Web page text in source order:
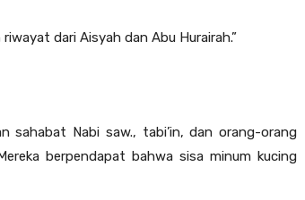
dari Aisyah dan Abu Hurairah.”
sahabat Nabi saw., tabi’in, dan orang-orang
berpendapat bahwa sisa minum kucing